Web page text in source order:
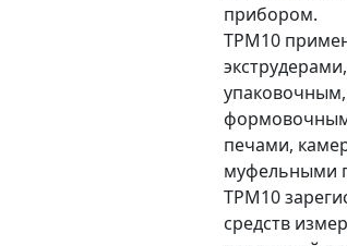
прибором.
ТРМ10
печами,
муфельными
ТРМ10
средств